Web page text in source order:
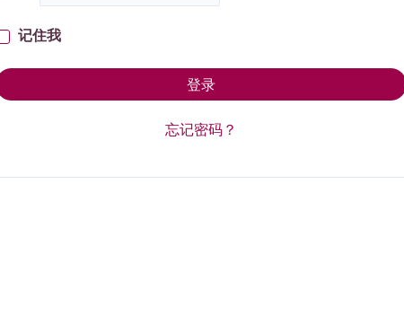
记住我
登录
忘记密码？